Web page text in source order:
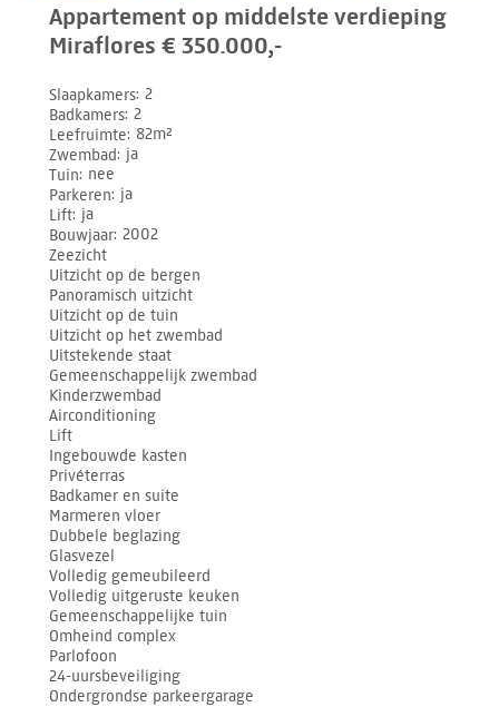
Appartement op middelste verdieping
Miraflores € 350.000,-
Slaapkamers 2
Badkamers 2
Leefruimte 82m²
Zwembad ja
Tuin nee
Parkeren ja
Lift ja
Bouwjaar 2002
Zeezicht
Uitzicht op de bergen
Panoramisch uitzicht
Uitzicht op de tuin
Uitzicht op het zwembad
Uitstekende staat
Gemeenschappelijk zwembad
Kinderzwembad
Airconditioning
Lift
Ingebouwde kasten
Privéterras
Badkamer en suite
Marmeren vloer
Dubbele beglazing
Glasvezel
Volledig gemeubileerd
Volledig uitgeruste keuken
Gemeenschappelijke tuin
Omheind complex
Parlofoon
24-uursbeveiliging
Ondergrondse parkeergarage